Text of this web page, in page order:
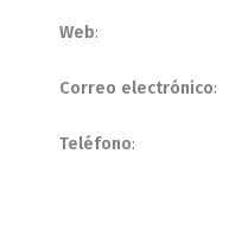
Web:
Correo electrónico:
Teléfono: